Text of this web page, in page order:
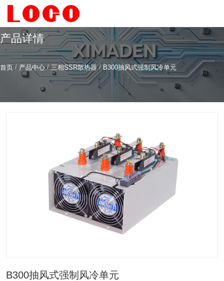
希曼顿科技专注研发与制造
全系列工业级交流固态继电器（SSR）、一体化电力调整
器
4006-186-396
产品详情
首页 / 产品中心 /三相SSR散热器 /B300抽风式强制风冷单元
B300抽风式强制风冷单元